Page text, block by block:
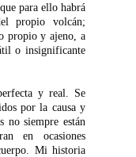
para ello habrá
propio volcán;
propio y ajeno, a
o insignificante
y real. Se
por la causa y
no siempre están
en ocasiones
Mi historia